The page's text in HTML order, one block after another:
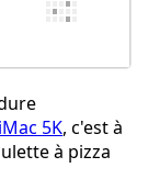
iMac 5K, c'est à
à pizza